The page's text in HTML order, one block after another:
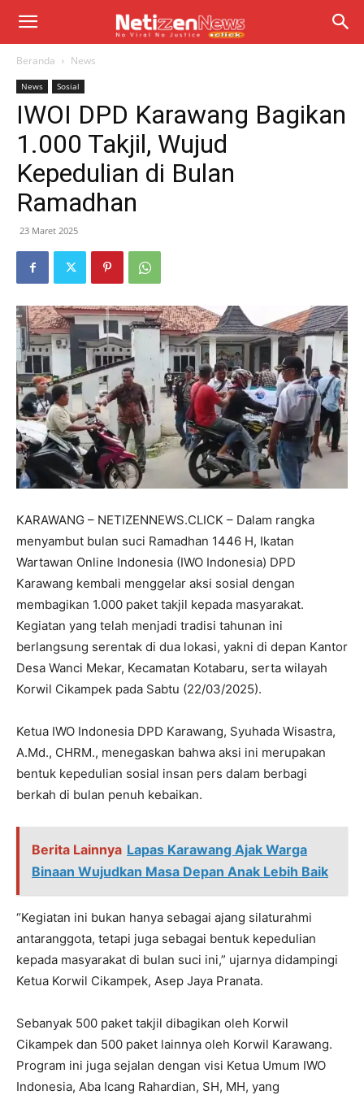
Beranda News
News Sosial
IWOI DPD Karawang Bagikan
1.000 Takjil, Wujud
Kepedulian di Bulan
Ramadhan
23 Maret 2025
KARAWANG – NETIZENNEWS.CLICK – Dalam rangka
menyambut bulan suci Ramadhan 1446 H, Ikatan
Wartawan Online Indonesia (IWO Indonesia) DPD
Karawang kembali menggelar aksi sosial dengan
membagikan 1.000 paket takjil kepada masyarakat.
Kegiatan yang telah menjadi tradisi tahunan ini
berlangsung serentak di dua lokasi, yakni di depan Kantor
Desa Wanci Mekar, Kecamatan Kotabaru, serta wilayah
Korwil Cikampek pada Sabtu (22/03/2025).
Ketua IWO Indonesia DPD Karawang, Syuhada Wisastra,
A.Md., CHRM., menegaskan bahwa aksi ini merupakan
bentuk kepedulian sosial insan pers dalam berbagi
berkah di bulan penuh kebaikan.
Berita Lainnya Lapas Karawang Ajak Warga
Binaan Wujudkan Masa Depan Anak Lebih Baik
“Kegiatan ini bukan hanya sebagai ajang silaturahmi
antaranggota, tetapi juga sebagai bentuk kepedulian
kepada masyarakat di bulan suci ini,” ujarnya didampingi
Ketua Korwil Cikampek, Asep Jaya Pranata.
Sebanyak 500 paket takjil dibagikan oleh Korwil
Cikampek dan 500 paket lainnya oleh Korwil Karawang.
Program ini juga sejalan dengan visi Ketua Umum IWO
Indonesia, Aba Icang Rahardian, SH, MH, yang